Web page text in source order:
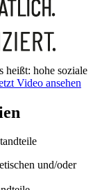
heißt: hohe soziale
Video ansehen
und/oder